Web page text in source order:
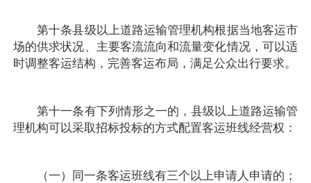
第十条县级以上道路运输管理机构根据当地客运市
场的供求状况、主要客流流向和流量变化情况，可以适
时调整客运结构，完善客运布局，满足公众出行要求。
第十一条有下列情形之一的，县级以上道路运输管
理机构可以采取招标投标的方式配置客运班线经营权：
（一）同一条客运班线有三个以上申请人申请的；